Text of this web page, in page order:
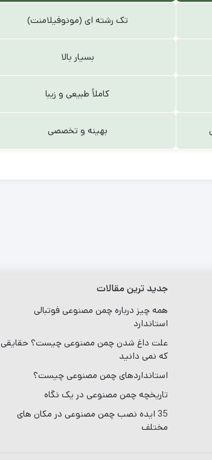
تک رشته ای (مونوفیلامنت)
بسیار بالا
کاملاً طبیعی و زیبا
بهینه و تخصصی
جدید ترین مقالات
همه چیز درباره چمن مصنوعی فوتبالی
استاندارد
علت داغ شدن چمن مصنوعی چیست؟ حقایقی
که نمی دانید
استانداردهای چمن مصنوعی چیست؟
تاریخچه چمن مصنوعی در یک نگاه
35 ایده نصب چمن مصنوعی در مکان های
مختلف